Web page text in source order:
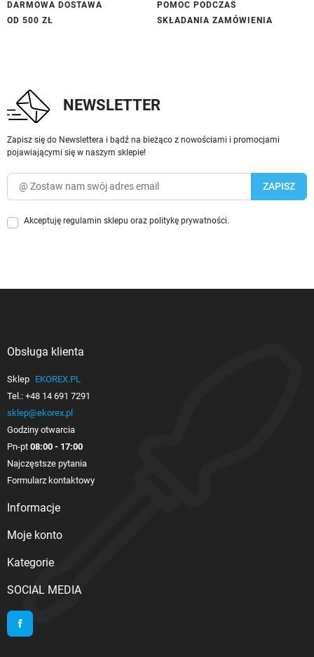
DARMOWA DOSTAWA
OD 500 ZŁ
POMOC PODCZAS
SKŁADANIA ZAMÓWIENIA
NEWSLETTER
Zapisz się do Newslettera i bądź na bieżąco z nowościami i promocjami
pojawiającymi się w naszym sklepie!
Akceptuję regulamin sklepu oraz politykę prywatności.
Obsługa klienta
Sklep EKOREX.PL
Tel.: +48 14 691 7291
sklep@ekorex.pl
Godziny otwarcia
Pn-pt 08:00 - 17:00
Najczęstsze pytania
Formularz kontaktowy
Informacje
Moje konto
Kategorie
SOCIAL MEDIA
Facebook